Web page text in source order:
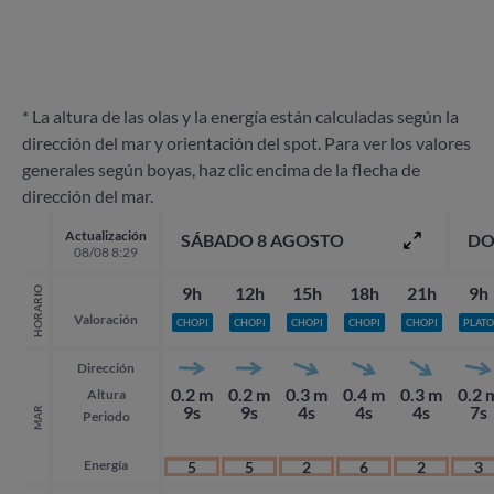
* La altura de las olas y la energía están calculadas según la
dirección del mar y orientación del spot. Para ver los valores
generales según boyas, haz clic encima de la flecha de
dirección del mar.
Actualización
08/08 8:29
HORARIO Valoración
MAR
Dirección
Altura
Periodo
Energía
SÁBADO 8 AGOSTO
9h
CHOPI
0.2 m
9s
5
12h
CHOPI
0.2 m
9s
5
15h
CHOPI
0.3 m
4s
2
18h
CHOPI
0.4 m
4s
6
21h
CHOPI
0.3 m
4s
2
9h
PLATO
0.2
7s
3